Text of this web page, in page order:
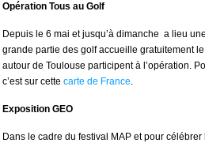
Opération Tous au Golf
Depuis le 6 mai et jusqu’à dimanche a lieu
grande partie des golf accueille gratuitement
autour de Toulouse participent à l’opération.
c’est sur cette carte de France.
Exposition GEO
Dans le cadre du festival MAP et pour